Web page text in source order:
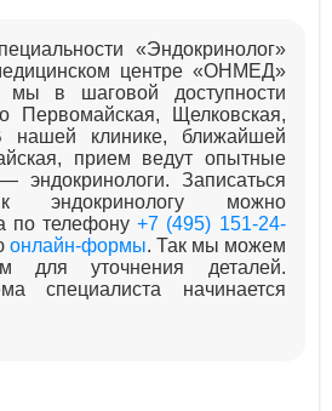
«Эндокринолог»
центре «ОНМЕД»
в шаговой доступности
Первомайская, Щелковская,
нашей клинике, ближайшей
прием ведут опытные
эндокринологи. Записаться
можно
по телефону+7 (495) 151-24-
онлайн-формы. Так мы можем
для уточнения деталей.
специалиста начинается